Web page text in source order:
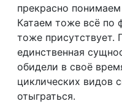
прекрасно
Катаем тоже всё по
тоже присутствует.
единственная
обидели в своё
циклических видов
отыграться.